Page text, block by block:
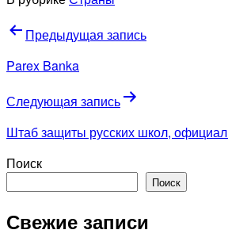
Навигация
по
Предыдущая запись
Parex Banka
Следующая запись
Штаб защиты русских школ,
Поиск
Поиск
Свежие записи